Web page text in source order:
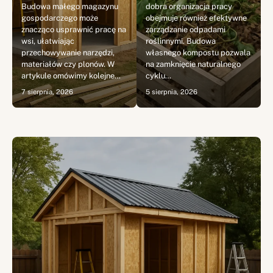
Budowa małego magazynu
gospodarczego może
znacząco usprawnić pracę na
wsi, ułatwiając
przechowywanie narzędzi,
materiałów czy plonów. W
artykule omówimy kolejne…
7 sierpnia, 2026
dobra organizacja pracy
obejmuje również efektywne
zarządzanie odpadami
roślinnymi. Budowa
własnego kompostu pozwala
na zamknięcie naturalnego
cyklu…
5 sierpnia, 2026